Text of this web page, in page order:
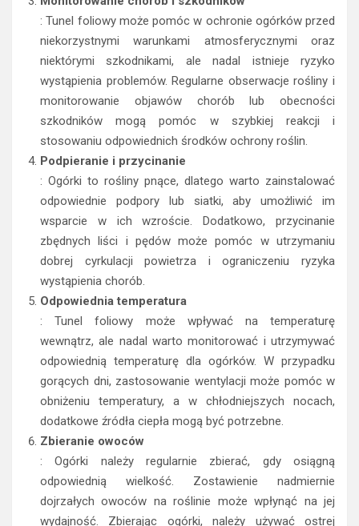
Monitorowanie chorób i szkodników
: Tunel foliowy może pomóc w ochronie ogórków przed
niekorzystnymi warunkami atmosferycznymi oraz
niektórymi szkodnikami, ale nadal istnieje ryzyko
wystąpienia problemów. Regularne obserwacje rośliny i
monitorowanie objawów chorób lub obecności
szkodników mogą pomóc w szybkiej reakcji i
stosowaniu odpowiednich środków ochrony roślin.
Podpieranie i przycinanie
: Ogórki to rośliny pnące, dlatego warto zainstalować
odpowiednie podpory lub siatki, aby umożliwić im
wsparcie w ich wzroście. Dodatkowo, przycinanie
zbędnych liści i pędów może pomóc w utrzymaniu
dobrej cyrkulacji powietrza i ograniczeniu ryzyka
wystąpienia chorób.
Odpowiednia temperatura
: Tunel foliowy może wpływać na temperaturę
wewnątrz, ale nadal warto monitorować i utrzymywać
odpowiednią temperaturę dla ogórków. W przypadku
gorących dni, zastosowanie wentylacji może pomóc w
obniżeniu temperatury, a w chłodniejszych nocach,
Zbieranie owoców
: Ogórki należy regularnie zbierać, gdy osiągną
odpowiednią wielkość. Zostawienie nadmiernie